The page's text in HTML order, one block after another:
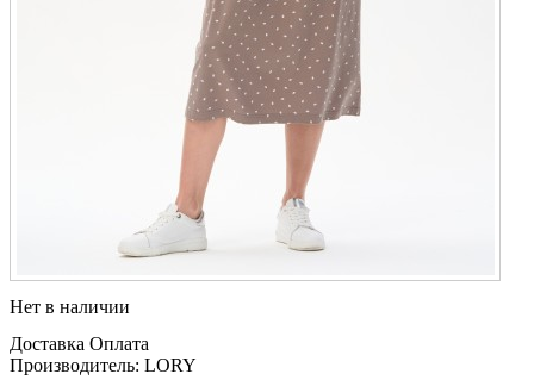
Нет в наличии
Доставка Оплата
Производитель: LORY